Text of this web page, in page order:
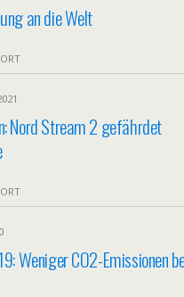
an die Welt
Nord Stream 2 gefährdet
Weniger CO2-Emissionen